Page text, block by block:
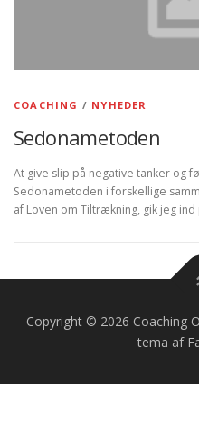
COACHING / NYHEDER
Sedonametoden
At give slip på negative tanker og
Sedonametoden i forskellige
af Loven om Tiltrækning, gik jeg
Copyright © 2026 Coaching
tema af